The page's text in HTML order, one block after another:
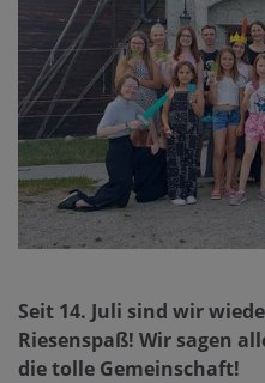
Seit 14. Juli sind wir
Riesenspaß! Wir sagen
die tolle Gemeinschaft!